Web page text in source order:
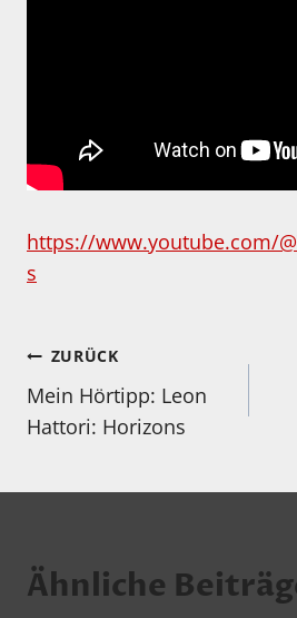
https://www.youtube.com/
s
ZURÜCK
Mein Hörtipp: Leon
Hattori: Horizons
Ähnliche